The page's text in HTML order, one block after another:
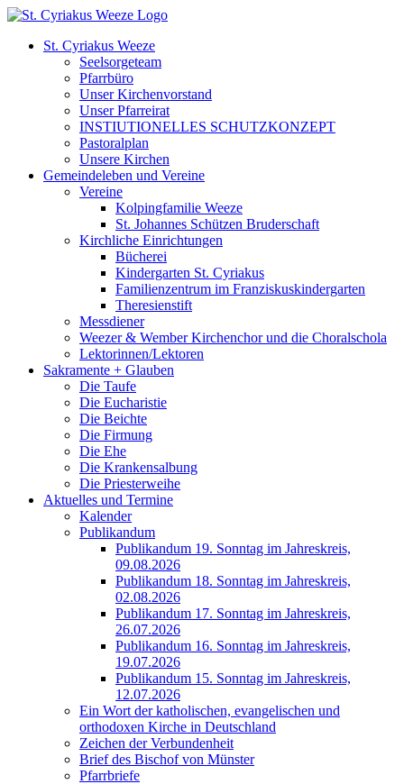
Zum
springenSt. Cyriakus Weeze
Seelsorgeteam
Pfarrbüro
Unser Kirchenvorstand
Unser Pfarreirat
INSTIUTIONELLES SCHUTZKONZEPT
Pastoralplan
Unsere Kirchen
Gemeindeleben und Vereine
Vereine
Kolpingfamilie Weeze
St. Johannes Schützen Bruderschaft
Kirchliche Einrichtungen
Bücherei
Kindergarten St. Cyriakus
Familienzentrum im Franziskuskindergarten
Theresienstift
Messdiener
Weezer & Wember Kirchenchor und die Choralschola
Lektorinnen/Lektoren
Sakramente + Glauben
Die Taufe
Die Eucharistie
Die Beichte
Die Firmung
Die Ehe
Die Krankensalbung
Die Priesterweihe
Aktuelles und Termine
Kalender
Publikandum
Publikandum 19. Sonntag im Jahreskreis,
09.08.2026
Publikandum 18. Sonntag im Jahreskreis,
02.08.2026
Publikandum 17. Sonntag im Jahreskreis,
26.07.2026
Publikandum 16. Sonntag im Jahreskreis,
19.07.2026
Publikandum 15. Sonntag im Jahreskreis,
12.07.2026
Ein Wort der katholischen, evangelischen und
orthodoxen Kirche in Deutschland
Zeichen der Verbundenheit
Brief des Bischof von Münster
Pfarrbriefe